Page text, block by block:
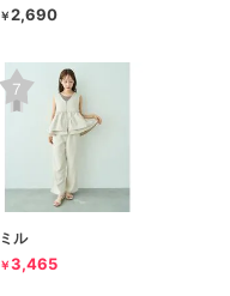
￥2,690
ミル
￥3,465